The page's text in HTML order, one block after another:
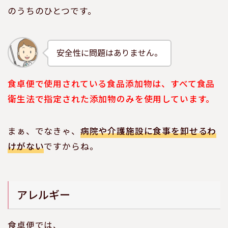
のうちのひとつです。
安全性に問題はありません。
食卓便で使用されている食品添加物は、すべて食品
衛生法で指定された添加物のみを使用しています。
まぁ、でなきゃ、 病院や介護施設に食事を卸せるわ
けがないですからね。
アレルギー